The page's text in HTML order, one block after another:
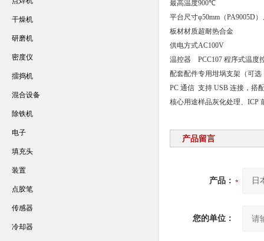
最高温度900℃
平台尺寸φ50mm（PA9005D
板材材质超耐热合金
供电方式AC100V
温控器
PCC107 程序式温度
配套配件专用坩埚支架（可
PC 通信 支持 USB 连接，搭
核心用途样品灰化处理、ICP
产品留言
产品：
您的单位：
干燥机
研磨机
密度仪
擂捣机
混合设备
除铁机
电子
填充头
装置
点胶笔
传感器
冷却器